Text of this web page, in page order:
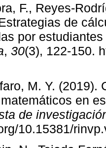
F., Reyes-
de
por
, 30(3), 122-150.
M. Y. (2019).
en
de
10.15381/